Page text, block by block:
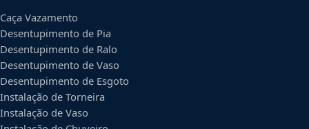
Caça Vazamento
Desentupimento de Pia
Desentupimento de Ralo
Desentupimento de Vaso
Desentupimento de Esgoto
Instalação de Torneira
Instalação de Vaso